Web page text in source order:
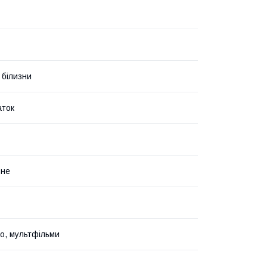
мультфільми